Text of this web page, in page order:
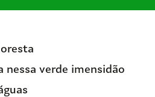
nessa verde imensidão